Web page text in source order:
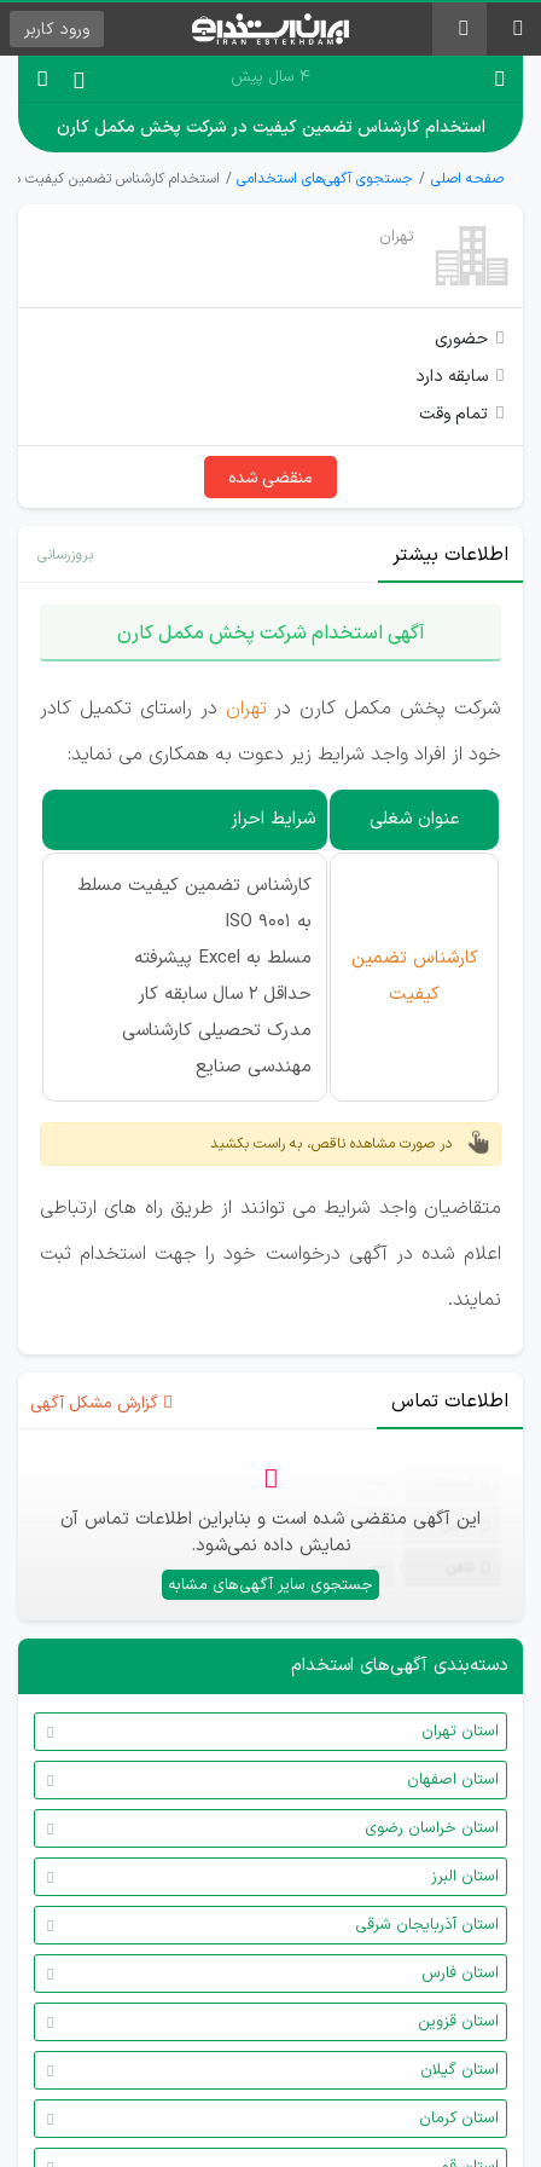
ورود کاربر
۴ سال پیش
استخدام کارشناس تضمین کیفیت در شرکت پخش مکمل کارن
صفحه اصلی جستجوی آگهی‌های استخدامی استخدام کارشناس تضمین کیفیت
تهران
حضوری
سابقه دارد
تمام وقت
منقضی شده
اطلاعات بیشتر بروزرسانی
آگهی استخدام شرکت پخش مکمل کارن
شرکت پخش مکمل کارن در تهران در راستای تکمیل کادر
خود از افراد واجد شرایط زیر دعوت به همکاری می نماید:
عنوان شغلی شرایط احراز
کارشناس تضمین
کیفیت
کارشناس تضمین کیفیت مسلط
به ISO 9001
مسلط به Excel پیشرفته
حداقل 2 سال سابقه کار
مدرک تحصیلی کارشناسی
مهندسی صنایع
در صورت مشاهده ناقص، به راست بکشید
متقاضیان واجد شرایط می توانند از طریق راه های ارتباطی
اعلام شده در آگهی درخواست خود را جهت استخدام ثبت
نمایند.
اطلاعات تماس گزارش مشکل آگهی
این آگهی منقضی شده است و بنابراین اطلاعات تماس آن
نمایش داده نمی‌شود.
جستجوی سایر آگهی‌های مشابه
ایمیل —
—
دسته‌بندی آگهی‌های استخدام
استان تهران
استان اصفهان
استان خراسان رضوی
استان البرز
استان آذربایجان شرقی
استان فارس
استان قزوین
استان گیلان
استان کرمان